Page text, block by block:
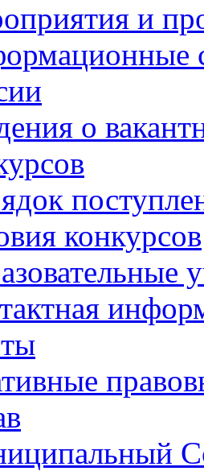
и
о
конкурсов